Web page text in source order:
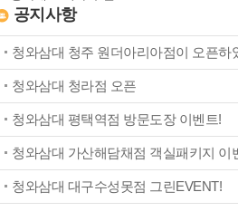
청와삼대 이야기
언론홍보
오시는 길
칼국수
족발/보쌈
어울림
신규 오픈 매장
매장 찾기
성공전략
창업 비용/수익성
인테리어
점주인터뷰
이벤트 공지
매장별 이벤트
공지사항
고객 후기
공지사항
청와삼대 청주 원더아리아점이 오픈하
청와삼대 청라점 오픈
청와삼대 평택역점 방문도장 이벤트!
청와삼대 가산해담채점 객실패키지 이
청와삼대 대구수성못점 그린EVENT!